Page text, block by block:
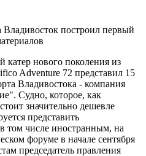
нового поколения из
Adventure 72 представил 15
Владивостока - компания
Судно, которое, как
значительно дешевле
представить
том числе иностранным, на
форуме в начале сентября
председатель правления